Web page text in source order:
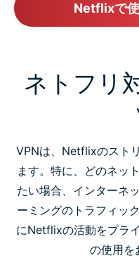
Netflixで
ネトフリ
VPNは、Netflixのスト
ます。特に、どのネッ
たい場合、インターネ
ーミングのトラフィッ
にNetflixの活動をプラ
の使用を